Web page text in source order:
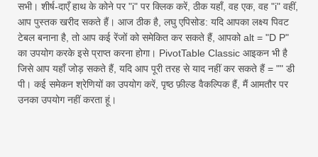
सभी। शीर्ष-दाएँ हाथ के कोने पर "i" पर क्लिक करें, ठीक यहाँ, वह एक, वह "i" वहीं,
आप पुस्तक खरीद सकते हैं। आज ठीक है, लघु एपिसोड: यदि आपका लक्ष्य पिवट
टेबल बनाना है, तो आप कई रेंजों को समेकित कर सकते हैं, आपको alt = "D P"
का उपयोग करके इसे प्राप्त करना होगा। PivotTable Classic आइकन भी है
जिसे आप यहाँ जोड़ सकते हैं, यदि आप पूरी तरह से याद नहीं कर सकते हैं = "" डी
पी। कई समेकन श्रेणियों का उपयोग करें, पृष्ठ फ़ील्ड वैकल्पिक हैं, मैं आमतौर पर
उनका उपयोग नहीं करता हूं।